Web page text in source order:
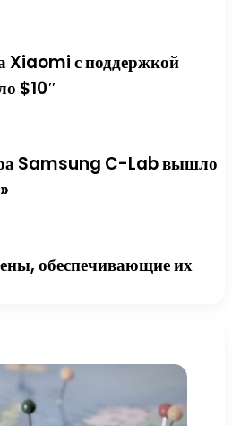
Xiaomi с поддержкой
$10″
Samsung C-Lab вышло
обеспечивающие их